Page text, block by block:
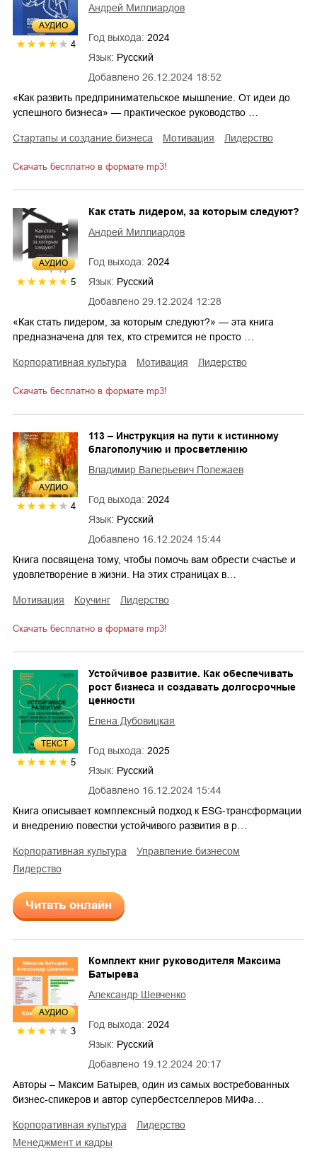
AУДИО
4
Добавлено 26.12.2024 18:52
Андрей Миллиардов
Год выхода: 2024
Язык: Русский
«Как развить предпринимательское мышление. От идеи до
успешного бизнеса» — практическое руководство …
стартапы и создание бизнеса мотивация лидерство
Скачать бесплатно в формате mp3!
AУДИО
5
Добавлено 29.12.2024 12:28
Как стать лидером, за которым следуют?
Андрей Миллиардов
Год выхода: 2024
Язык: Русский
«Как стать лидером, за которым следуют?» — эта книга
предназначена для тех, кто стремится не просто …
корпоративная культура мотивация лидерство
Скачать бесплатно в формате mp3!
AУДИО
4
Добавлено 16.12.2024 15:44
113 – Инструкция на пути к истинному
благополучию и просветлению
Владимир Валерьевич Полежаев
Год выхода: 2024
Язык: Русский
Книга посвящена тому, чтобы помочь вам обрести счастье и
удовлетворение в жизни. На этих страницах в…
мотивация коучинг лидерство
Скачать бесплатно в формате mp3!
ТЕКСТ
5
Добавлено 16.12.2024 15:44
Устойчивое развитие. Как обеспечивать
рост бизнеса и создавать долгосрочные
ценности
Елена Дубовицкая
Год выхода: 2025
Язык: Русский
Книга описывает комплексный подход к ESG-трансформации
и внедрению повестки устойчивого развития в р…
корпоративная культура
управление бизнесом
лидерство
Читать онлайн
AУДИО
3
Добавлено 19.12.2024 20:17
Комплект книг руководителя Максима
Батырева
Александр Шевченко
Год выхода: 2024
Язык: Русский
Авторы – Максим Батырев, один из самых востребованных
бизнес-спикеров и автор супербестселлеров МИФа…
корпоративная культура
лидерство
менеджмент и кадры